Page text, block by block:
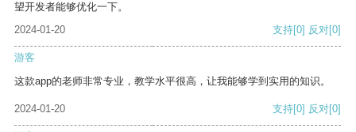
望开发者能够优化一下。
2024-01-20
支持[0] 反对[0]
游客
这款app的老师非常专业，教学水平很高，让我能够学到实用的知识。
2024-01-20 支持[0] 反对[0]